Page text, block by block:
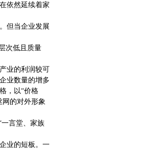
依然延续着家
但当企业发展
次低且质量
业的利润较可
业数量的增多
，以“价格
网的对外形象
言堂、家族
业的短板。一